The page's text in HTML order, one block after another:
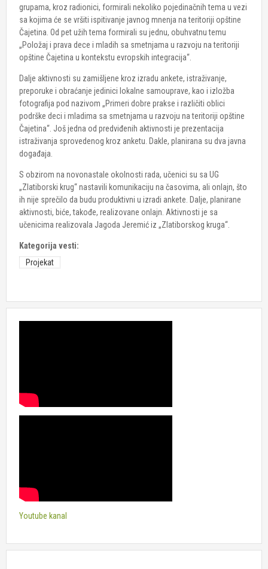
grupama, kroz radionici, formirali nekoliko pojedinačnih tema u vezi
sa kojima će se vršiti ispitivanje javnog mnenja na teritoriji opštine
Čajetina. Od pet užih tema formirali su jednu, obuhvatnu temu
„Položaj i prava dece i mladih sa smetnjama u razvoju na teritoriji
opštine Čajetina u kontekstu evropskih integracija“.
Dalje aktivnosti su zamišljene kroz izradu ankete, istraživanje,
preporuke i obraćanje jedinici lokalne samouprave, kao i izložba
fotografija pod nazivom „Primeri dobre prakse i različiti oblici
podrške deci i mladima sa smetnjama u razvoju na teritoriji opštine
Čajetina“. Još jedna od predviđenih aktivnosti je prezentacija
istraživanja sprovedenog kroz anketu. Dakle, planirana su dva javna
događaja.
S obzirom na novonastale okolnosti rada, učenici su sa UG
„Zlatiborski krug“ nastavili komunikaciju na časovima, ali onlajn, što
ih nije sprečilo da budu produktivni u izradi ankete. Dalje, planirane
aktivnosti, biće, takođe, realizovane onlajn. Aktivnosti je sa
učenicima realizovala Jagoda Jeremić iz „Zlatiborskog kruga“.
Kategorija vesti:
Projekat
Youtube kanal